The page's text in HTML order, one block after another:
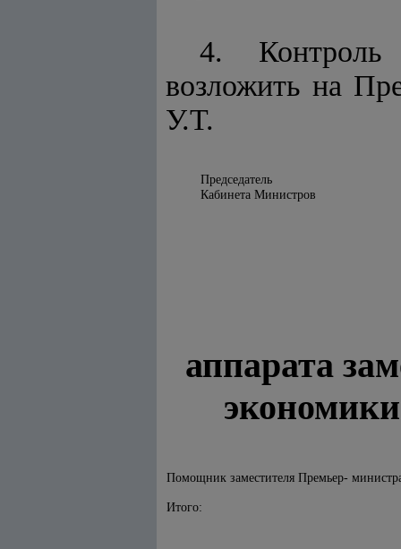
4. Контроль
возложить на
У.Т.
Председатель
Кабинета Министров
аппарата
Помощник заместителя Премьер-
Итого: